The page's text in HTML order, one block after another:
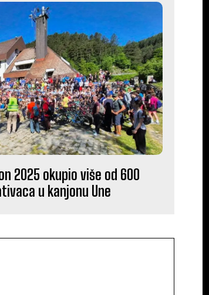
2025 okupio više od 600
u kanjonu Une